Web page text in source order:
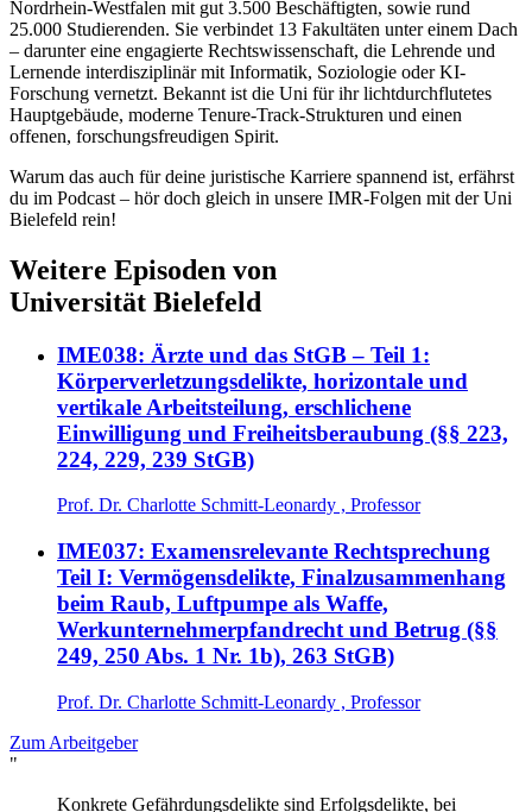
Nordrhein-Westfalen mit gut 3.500 Beschäftigten, sowie rund
25.000 Studierenden. Sie verbindet 13 Fakultäten unter einem Dach
– darunter eine engagierte Rechtswissenschaft, die Lehrende und
Lernende interdisziplinär mit Informatik, Soziologie oder KI-
Forschung vernetzt. Bekannt ist die Uni für ihr lichtdurchflutetes
Hauptgebäude, moderne Tenure-Track-Strukturen und einen
offenen, forschungsfreudigen Spirit.
Warum das auch für deine juristische Karriere spannend ist, erfährst
du im Podcast – hör doch gleich in unsere IMR-Folgen mit der Uni
Bielefeld rein!
Weitere Episoden von
Universität Bielefeld
IME038: Ärzte und das StGB – Teil 1:
Körperverletzungsdelikte, horizontale und
vertikale Arbeitsteilung, erschlichene
Einwilligung und Freiheitsberaubung (§§ 223,
224, 229, 239 StGB)
Prof. Dr. Charlotte Schmitt-Leonardy , Professor
IME037: Examensrelevante Rechtsprechung
Teil I: Vermögensdelikte, Finalzusammenhang
beim Raub, Luftpumpe als Waffe,
Werkunternehmerpfandrecht und Betrug (§§
249, 250 Abs. 1 Nr. 1b), 263 StGB)
Prof. Dr. Charlotte Schmitt-Leonardy , Professor
Zum Arbeitgeber
"
Konkrete Gefährdungsdelikte sind Erfolgsdelikte, bei